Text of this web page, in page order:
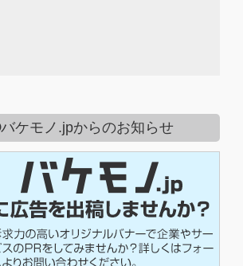
バケモノ.jpからのお知らせ